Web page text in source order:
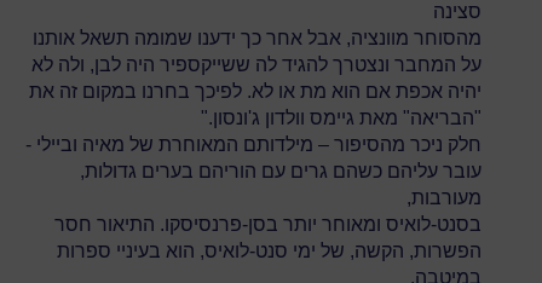
סצינה
מהסוחר מוונציה, אבל אחר כך ידענו שמומה תשאל אותנו
על המחבר ונצטרך להגיד לה ששייקספיר היה לבן, ולה לא
יהיה אכפת אם הוא מת או לא. לפיכך בחרנו במקום זה את
"הבריאה" מאת גיימס וולדון ג'ונסון."
חלק ניכר מהסיפור – מילדותם המאוחרת של מאיה וביילי -
עובר עליהם כשהם גרים עם הוריהם בערים גדולות,
מעורבות,
בסנט-לואיס ומאוחר יותר בסן-פרנסיסקו. התיאור חסר
הפשרות, הקשה, של ימי סנט-לואיס, הוא בעיניי ספרות
במיטבה.